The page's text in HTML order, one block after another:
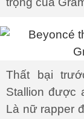
Thất bại
Stallion được
Là nữ rapper